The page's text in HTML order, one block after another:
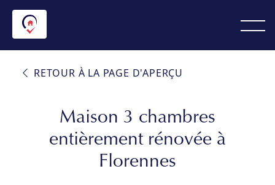
RETOUR À LA PAGE D'APERÇU
Maison 3 chambres
entièrement rénovée à
Florennes